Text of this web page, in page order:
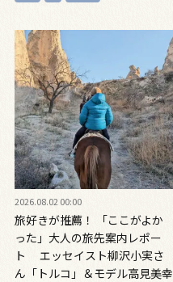
2026.08.02 00:00
旅好きが推薦！ 「ここがよか
った」大人の旅先案内レポー
ト エッセイスト柳沢小実さ
ん「トルコ」＆モデル高見美幸